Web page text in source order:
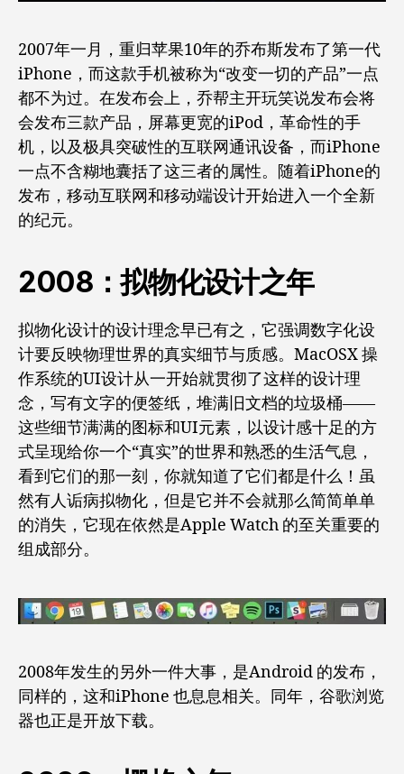
2007年一月，重归苹果10年的乔布斯发布了第一代
iPhone，而这款手机被称为“改变一切的产品”一点
都不为过。在发布会上，乔帮主开玩笑说发布会将
会发布三款产品，屏幕更宽的iPod，革命性的手
机，以及极具突破性的互联网通讯设备，而iPhone
一点不含糊地囊括了这三者的属性。随着iPhone的
发布，移动互联网和移动端设计开始进入一个全新
的纪元。
2008：拟物化设计之年
拟物化设计的设计理念早已有之，它强调数字化设
计要反映物理世界的真实细节与质感。MacOSX 操
作系统的UI设计从一开始就贯彻了这样的设计理
念，写有文字的便签纸，堆满旧文档的垃圾桶——
这些细节满满的图标和UI元素，以设计感十足的方
式呈现给你一个“真实”的世界和熟悉的生活气息，
看到它们的那一刻，你就知道了它们都是什么！虽
然有人诟病拟物化，但是它并不会就那么简简单单
的消失，它现在依然是Apple Watch 的至关重要的
组成部分。
2008年发生的另外一件大事，是Android 的发布，
同样的，这和iPhone 也息息相关。同年，谷歌浏览
器也正是开放下载。